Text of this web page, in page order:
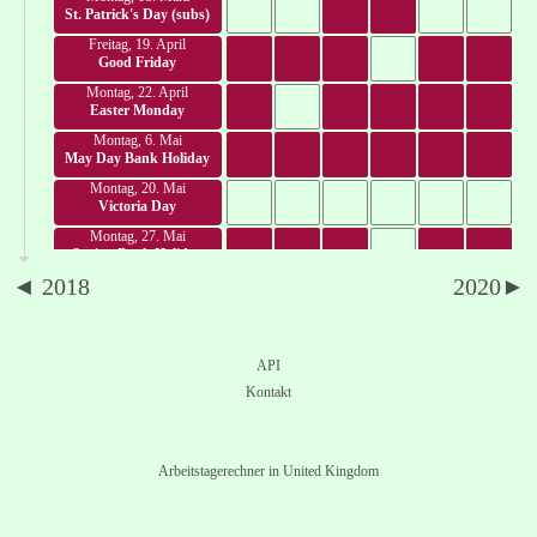
St. Patrick's Day (subs)
Freitag, 19. April
Good Friday
Montag, 22. April
Easter Monday
Montag, 6. Mai
May Day Bank Holiday
Montag, 20. Mai
Victoria Day
Montag, 27. Mai
Spring Bank Holiday
Montag, 28. Oktober
◄ 2018 2020►
API
Kontakt
Arbeitstagerechner in United Kingdom